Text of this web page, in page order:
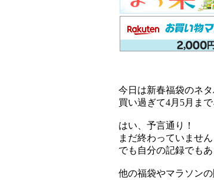
今日は新春福袋のネタ
買い過ぎて4月5月ま
はい、予言通り！
まだ終わっていません
でも自分の記録でも
他の福袋やマラソン